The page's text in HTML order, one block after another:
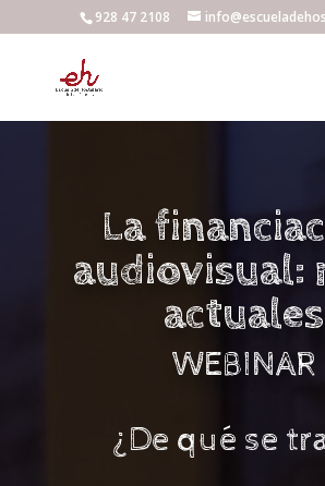
928 47 2108
La
audiovisual:
actuales
WEBINAR
¿De qué se